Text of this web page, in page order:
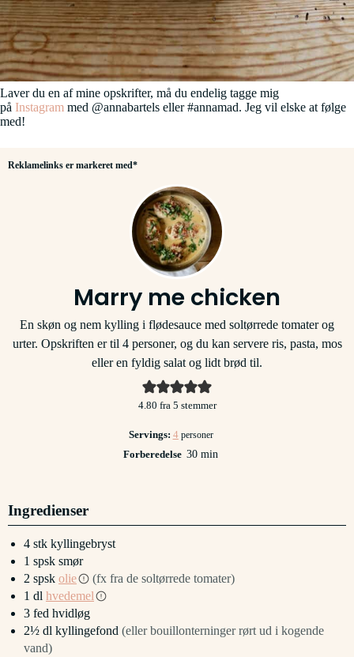
Laver du en af mine opskrifter, må du endelig tagge mig
på Instagram med @annabartels eller #annamad. Jeg vil elske at følge
med!
Reklamelinks er markeret med*
Marry me chicken
En skøn og nem kylling i flødesauce med soltørrede tomater og
urter. Opskriften er til 4 personer, og du kan servere ris, pasta, mos
eller en fyldig salat og lidt brød til.
4.80 fra 5 stemmer
Servings: 4 personer
Forberedelse 30minutter
min
Ingredienser
4 stk kyllingebryst
1 spsk smør
2 spsk olie
(fx fra de soltørrede tomater)
1 dl hvedemel
3 fed hvidløg
2½ dl kyllingefond (eller bouillonterninger rørt ud i kogende
vand)